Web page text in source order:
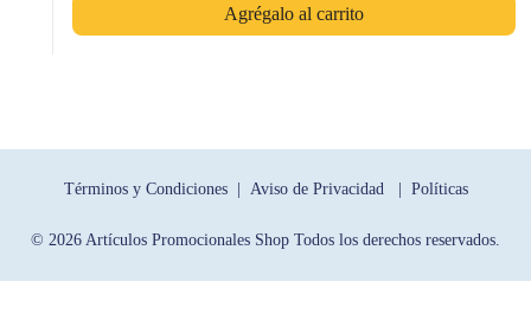
Agrégalo al carrito
Términos y Condiciones | Aviso de Privacidad | Políticas
© 2026 Artículos Promocionales Shop Todos los derechos reservados.